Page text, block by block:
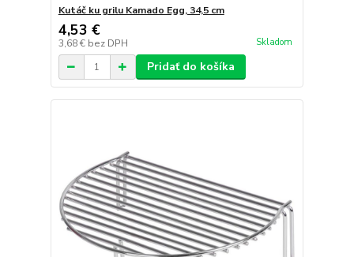
Kutáč ku grilu Kamado Egg, 34,5 cm
4,53 €
3,68 € bez DPH Skladom
Pridať do košíka